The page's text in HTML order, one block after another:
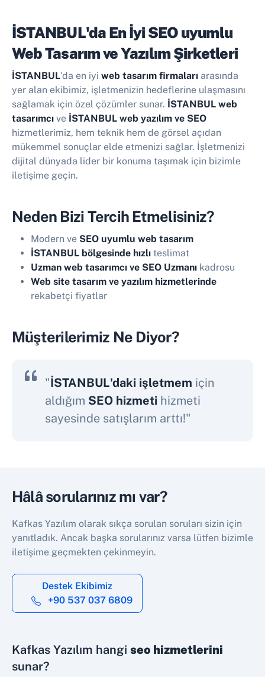
İSTANBUL'da En İyi SEO uyumlu
Web Tasarım ve Yazılım Şirketleri
İSTANBUL'da en iyi web tasarım firmaları arasında
yer alan ekibimiz, işletmenizin hedeflerine ulaşmasını
sağlamak için özel çözümler sunar. İSTANBUL web
tasarımcı ve İSTANBUL web yazılım ve SEO
hizmetlerimiz, hem teknik hem de görsel açıdan
mükemmel sonuçlar elde etmenizi sağlar. İşletmenizi
dijital dünyada lider bir konuma taşımak için bizimle
iletişime geçin.
Neden Bizi Tercih Etmelisiniz?
Modern ve SEO uyumlu web tasarım
İSTANBUL bölgesinde hızlı teslimat
Uzman web tasarımcı ve SEO Uzmanı kadrosu
Web site tasarım ve yazılım hizmetlerinde
rekabetçi fiyatlar
Müşterilerimiz Ne Diyor?
"İSTANBUL'daki işletmem için
aldığım SEO hizmeti hizmeti
sayesinde satışlarım arttı!"
Hâlâ sorularınız mı var?
Kafkas Yazılım olarak sıkça sorulan soruları sizin için
yanıtladık. Ancak başka sorularınız varsa lütfen bizimle
iletişime geçmekten çekinmeyin.
Destek Ekibimiz
+90 537 037 6809
Kafkas Yazılım hangi seo hizmetlerini
sunar?